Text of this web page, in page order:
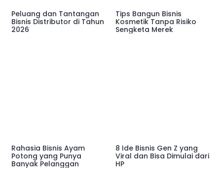
Peluang dan Tantangan
Bisnis Distributor di Tahun
2026
Tips Bangun Bisnis
Kosmetik Tanpa Risiko
Sengketa Merek
Rahasia Bisnis Ayam
Potong yang Punya
Banyak Pelanggan
8 Ide Bisnis Gen Z yang
Viral dan Bisa Dimulai dari
HP